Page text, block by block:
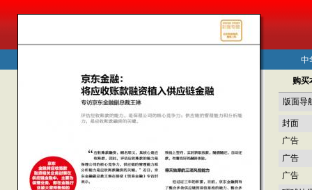
购买
版面导
封面
广告
广告
广告